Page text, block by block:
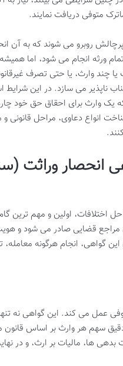
متوفی دریافت نمایند.
روبرو می شوند که به آن
ورثه انجام می شود، اما
یا چند وارث، یا حتی تصرف
ناپذیر می سازد. در این
که یک وارث برای احقاق حق خود
انواع دعاوی، مراحل قانونی و
انحصار وراثت
اختلافات، اولین و مهم ترین
قضایی صادر می شود و
انجام هرگونه معامله،
عمل می کند. این گواهی نه
سهم هر وارث بر اساس قانون
بدهی ها، مالیات بر ارث، و در